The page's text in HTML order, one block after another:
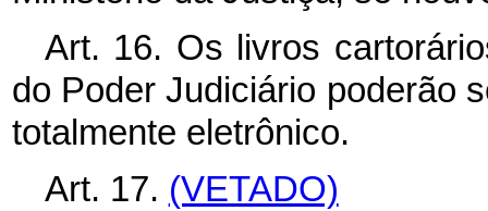
Art. 16. Os livros
do Poder Judiciário poderão
totalmente eletrônico.
Art. 17. (VETADO)